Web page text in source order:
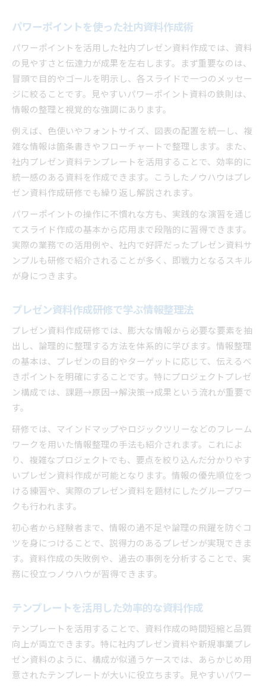
パワーポイントを使った社内資料作成術
パワーポイントを活用した社内プレゼン資料作成では、資料
の見やすさと伝達力が成果を左右します。まず重要なのは、
冒頭で目的やゴールを明示し、各スライドで一つのメッセー
ジに絞ることです。見やすいパワーポイント資料の鉄則は、
情報の整理と視覚的な強調にあります。
例えば、色使いやフォントサイズ、図表の配置を統一し、複
雑な情報は箇条書きやフローチャートで整理します。また、
社内プレゼン資料テンプレートを活用することで、効率的に
統一感のある資料を作成できます。こうしたノウハウはプレ
ゼン資料作成研修でも繰り返し解説されます。
パワーポイントの操作に不慣れな方も、実践的な演習を通じ
てスライド作成の基本から応用まで段階的に習得できます。
実際の業務での活用例や、社内で好評だったプレゼン資料サ
ンプルも研修で紹介されることが多く、即戦力となるスキル
が身につきます。
プレゼン資料作成研修で学ぶ情報整理法
プレゼン資料作成研修では、膨大な情報から必要な要素を抽
出し、論理的に整理する方法を体系的に学びます。情報整理
の基本は、プレゼンの目的やターゲットに応じて、伝えるべ
きポイントを明確にすることです。特にプロジェクトプレゼ
ン構成では、課題→原因→解決策→成果という流れが重要で
す。
研修では、マインドマップやロジックツリーなどのフレーム
ワークを用いた情報整理の手法も紹介されます。これによ
り、複雑なプロジェクトでも、要点を絞り込んだ分かりやす
いプレゼン資料作成が可能となります。情報の優先順位をつ
ける練習や、実際のプレゼン資料を題材にしたグループワー
クも行われます。
初心者から経験者まで、情報の過不足や論理の飛躍を防ぐコ
ツを身につけることで、説得力のあるプレゼンが実現できま
す。資料作成の失敗例や、過去の事例を分析することで、実
務に役立つノウハウが習得できます。
テンプレートを活用した効率的な資料作成
テンプレートを活用することで、資料作成の時間短縮と品質
向上が両立できます。特に社内プレゼン資料や新規事業プレ
ゼン資料のように、構成が似通うケースでは、あらかじめ用
意されたテンプレートが大いに役立ちます。見やすいパワー